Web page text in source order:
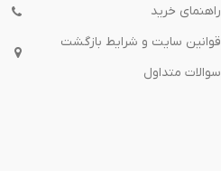
راهنمای خرید
قوانین سایت و شرایط بازگشت
سوالات متداول